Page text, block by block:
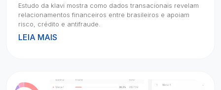
Estudo da klavi mostra como dados transacionais revelam
relacionamentos financeiros entre brasileiros e apoiam
risco, crédito e antifraude.
LEIA MAIS